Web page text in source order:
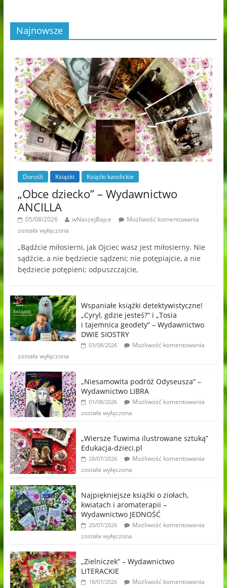
Najnowsze
Dorośli Książki Książki katolickie
„Obce dziecko” – Wydawnictwo
ANCILLA
05/08/2026 wNaszejBajce
Możliwość komentowania
została wyłączona
„Bądźcie miłosierni, jak Ojciec wasz jest miłosierny. Nie
sądźcie, a nie będziecie sądzeni; nie potępiajcie, a nie
będziecie potępieni; odpuszczajcie,
Wspaniałe książki detektywistyczne!
„Cyryl, gdzie jesteś?” i „Tosia
i tajemnica geodety” – Wydawnictwo
DWIE SIOSTRY
03/08/2026
Możliwość komentowania
została wyłączona
„Niesamowita podróż Odyseusza” –
Wydawnictwo LIBRA
01/08/2026
Możliwość komentowania
została wyłączona
„Wiersze Tuwima ilustrowane sztuką”
Edukacja-dzieci.pl
28/07/2026
Możliwość komentowania
została wyłączona
Najpiękniejsze książki o ziołach,
kwiatach i aromaterapii –
Wydawnictwo JEDNOŚĆ
20/07/2026
Możliwość komentowania
została wyłączona
„Zielniczek” – Wydawnictwo
LITERACKIE
18/07/2026
Możliwość komentowania